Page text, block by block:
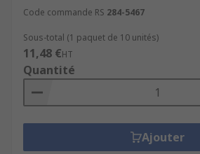
Code commande RS 284-5467
Sous-total (1 paquet de 10 unités)
11,48 €HT
Quantité
Ajouter